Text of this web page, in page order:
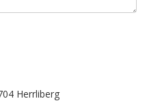
Herrliberg